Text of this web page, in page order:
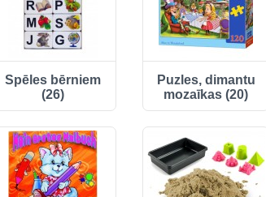
Spēles bērniem
(26)
Puzles, dimantu
mozaīkas (20)